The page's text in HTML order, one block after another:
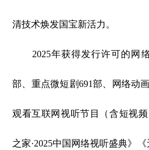
清技术焕发国宝新活力。
2025年获得发行许可的网
部、重点微短剧691部、网络动
观看互联网视听节目（含短视
之家·2025中国网络视听盛典》